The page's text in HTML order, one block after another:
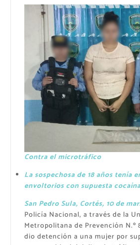
Contra el microtráfico
La sospechosa de 18 años tenía
envoltorios con supuesta
San Pedro Sula, Cortés, 10 de
Policía Nacional, a través de la
Metropolitana de Prevención N.º
dio detención a una mujer por